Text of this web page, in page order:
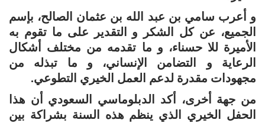
و أعرب سامي بن عبد الله بن عثمان الصالح، بإسم
الجميع، عن كل الشكر و التقدير على ما تقوم به
الأميرة للا حسناء، و ما تقدمه من مختلف أشكال
الرعاية و التضامن الإنساني، و ما تبذله من
مجهودات مقدرة لدعم العمل الخيري التطوعي.
من جهة أخرى، أكد الدبلوماسي السعودي أن هذا
الحفل الخيري الذي ينظم هذه السنة بشراكة بين